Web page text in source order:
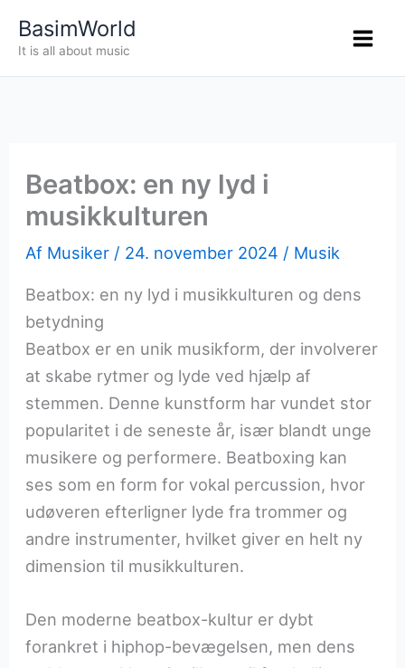
BasimWorld
It is all about music
Beatbox: en ny lyd i
musikkulturen
Af Musiker / 24. november 2024 / Musik
Beatbox: en ny lyd i musikkulturen og dens
betydning
Beatbox er en unik musikform, der involverer
at skabe rytmer og lyde ved hjælp af
stemmen. Denne kunstform har vundet stor
popularitet i de seneste år, især blandt unge
musikere og performere. Beatboxing kan
ses som en form for vokal percussion, hvor
udøveren efterligner lyde fra trommer og
andre instrumenter, hvilket giver en helt ny
dimension til musikkulturen.
Den moderne beatbox-kultur er dybt
forankret i hiphop-bevægelsen, men dens